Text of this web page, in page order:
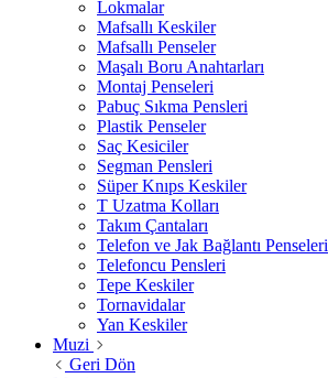
Lokmalar
Mafsallı Keskiler
Mafsallı Penseler
Maşalı Boru Anahtarları
Montaj Penseleri
Pabuç Sıkma Pensleri
Plastik Penseler
Saç Kesiciler
Segman Pensleri
Süper Knıps Keskiler
T Uzatma Kolları
Takım Çantaları
Telefon ve Jak Bağlantı Penseleri
Telefoncu Pensleri
Tepe Keskiler
Tornavidalar
Yan Keskiler
Muzi
Geri Dön